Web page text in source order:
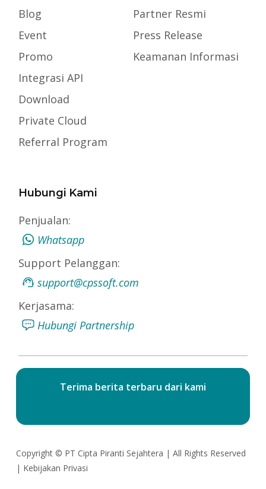
Blog
Event
Promo
Integrasi API
Download
Private Cloud
Referral Program
Partner Resmi
Press Release
Keamanan Informasi
Hubungi Kami
Penjualan:
Whatsapp
Support Pelanggan:
support@cpssoft.com
Kerjasama:
Hubungi Partnership
Terima berita terbaru dari kami
Copyright © PT Cipta Piranti Sejahtera | All Rights Reserved
| Kebijakan Privasi